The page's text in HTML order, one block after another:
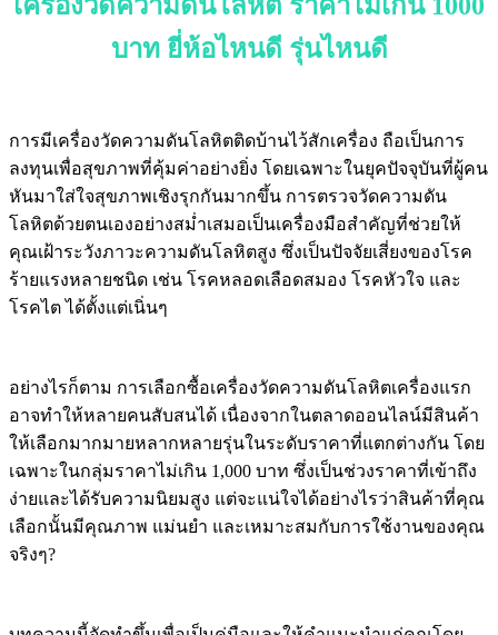
บาท ยี่ห้อไหนดี รุ่นไหนดี
การมีเครื่องวัดความดันโลหิตติดบ้านไว้สักเครื่อง ถือเป็นการ
ลงทุนเพื่อสุขภาพที่คุ้มค่าอย่างยิ่ง โดยเฉพาะในยุคปัจจุบันที่ผู้คน
หันมาใส่ใจสุขภาพเชิงรุกกันมากขึ้น การตรวจวัดความดัน
โลหิตด้วยตนเองอย่างสม่ำเสมอเป็นเครื่องมือสำคัญที่ช่วยให้
คุณเฝ้าระวังภาวะความดันโลหิตสูง ซึ่งเป็นปัจจัยเสี่ยงของโรค
ร้ายแรงหลายชนิด เช่น โรคหลอดเลือดสมอง โรคหัวใจ และ
โรคไต ได้ตั้งแต่เนิ่นๆ
อย่างไรก็ตาม การเลือกซื้อเครื่องวัดความดันโลหิตเครื่องแรก
อาจทำให้หลายคนสับสนได้ เนื่องจากในตลาดออนไลน์มีสินค้า
ให้เลือกมากมายหลากหลายรุ่นในระดับราคาที่แตกต่างกัน โดย
เฉพาะในกลุ่มราคาไม่เกิน 1,000 บาท ซึ่งเป็นช่วงราคาที่เข้าถึง
ง่ายและได้รับความนิยมสูง แต่จะแน่ใจได้อย่างไรว่าสินค้าที่คุณ
เลือกนั้นมีคุณภาพ แม่นยำ และเหมาะสมกับการใช้งานของคุณ
จริงๆ?